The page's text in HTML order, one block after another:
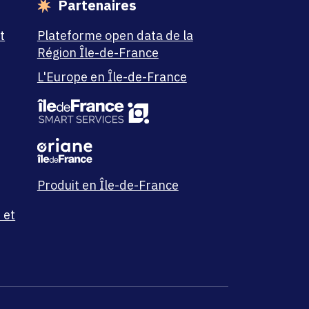
et
Partenaires
Plateforme open data de la
Région Île-de-France
L'Europe en Île-de-France
Produit en Île-de-France